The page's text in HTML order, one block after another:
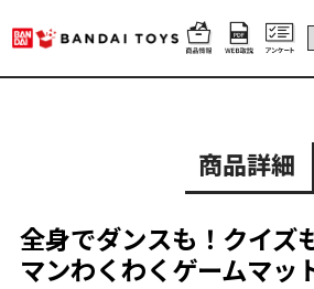
商品詳細
全身でダンスも！クイズ
マンわくわくゲームマッ